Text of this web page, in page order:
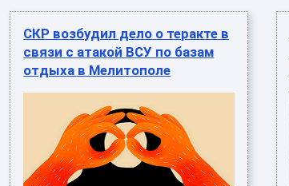
СКР возбудил дело о теракте в
связи с атакой ВСУ по базам
отдыха в Мелитополе